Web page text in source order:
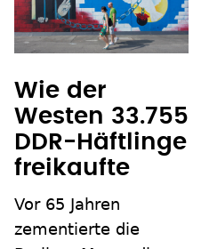
Wie der
Westen 33.755
DDR-Häftlinge
freikaufte
Vor 65 Jahren
zementierte die